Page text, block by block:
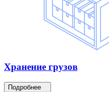
Хранение грузов
Подробнее